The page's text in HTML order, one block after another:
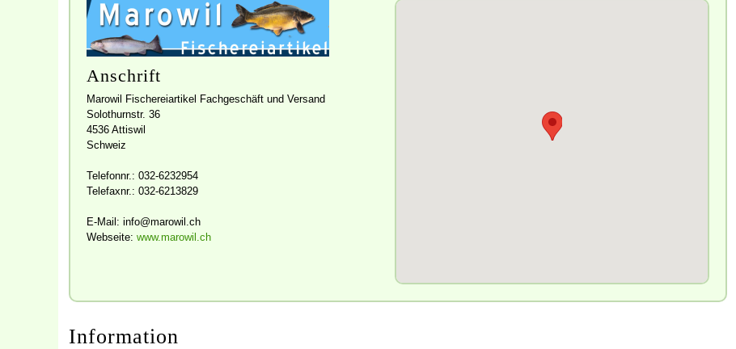
Anschrift
Marowil Fischereiartikel Fachgeschäft und Versand
Solothurnstr. 36
4536 Attiswil
Schweiz
Telefonnr.: 032-6232954
Telefaxnr.: 032-6213829
E-Mail: info@marowil.ch
Webseite: www.marowil.ch
Information